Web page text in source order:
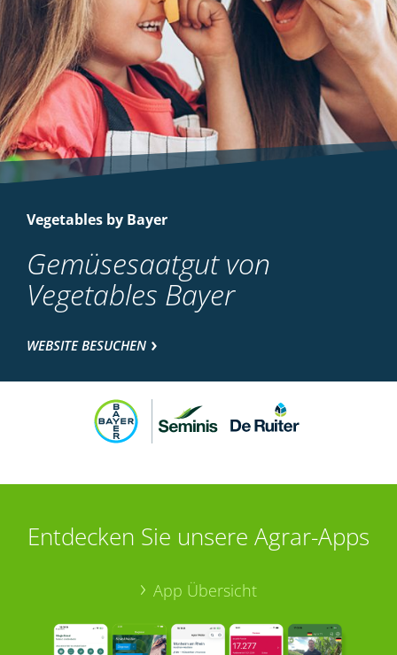
Vegetables by Bayer
Gemüsesaatgut von
Vegetables Bayer
WEBSITE BESUCHEN
Entdecken Sie unsere Agrar-Apps
App Übersicht